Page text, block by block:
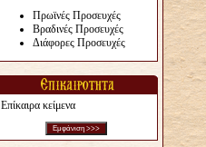
Πρωϊνές Προσευχές
Βραδινές Προσευχές
Διάφορες Προσευχές
Επίκαιρα κείμενα